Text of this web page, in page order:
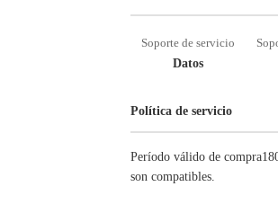
Soporte de servicio
Datos
Política de servicio
Período válido de
son compatibles.